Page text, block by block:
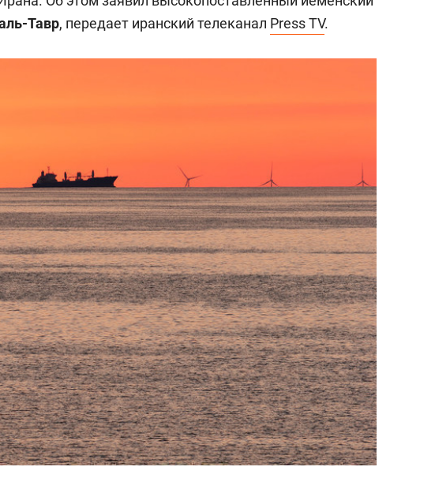
Тавр, передает иранский телеканал Press TV.
Рекомендуем Рекомендуем